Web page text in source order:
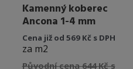
Kamenný koberec
Ancona 1-4 mm
Cena již od 569 Kč s DPH
za m2
Původní cena 644 Kč s